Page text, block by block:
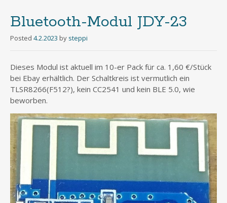
Bluetooth-Modul JDY-23
Posted 4.2.2023 by steppi
Dieses Modul ist aktuell im 10-er Pack für ca. 1,60 €/Stück
bei Ebay erhältlich. Der Schaltkreis ist vermutlich ein
TLSR8266(F512?), kein CC2541 und kein BLE 5.0, wie
beworben.